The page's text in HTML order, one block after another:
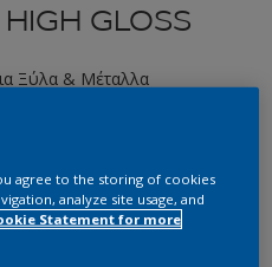
GLOSS
Ξύλα & Μέταλλα
απόχρωση
agree to the storing of cookies
analyze site usage, and
Statement for more